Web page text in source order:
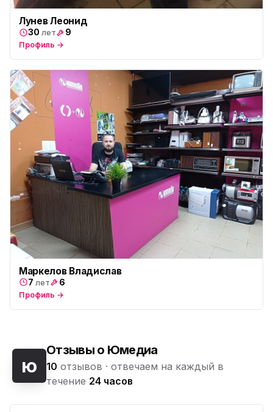
Лунев Леонид
30 лет 9
Профиль →
Маркелов Владислав
7 лет 6
Профиль →
ю
Отзывы о Юмедиа
10 отзывов · отвечаем на каждый в
течение 24 часов